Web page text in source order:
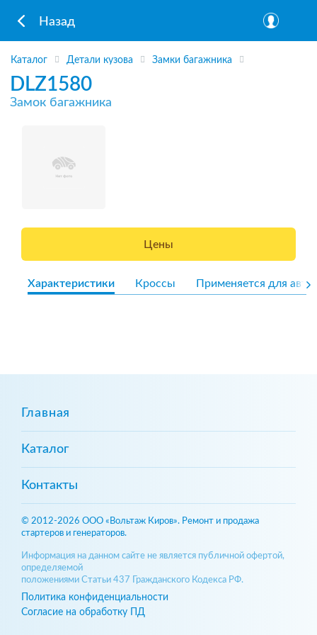
Назад
Каталог Детали кузова Замки багажника
DLZ1580
Замок багажника
Цены
Характеристики Кроссы Применяется для авто
Главная
Каталог
Контакты
© 2012-2026 ООО «Вольтаж Киров». Ремонт и продажа
стартеров и генераторов.
Информация на данном сайте не является публичной офертой,
определяемой
положениями Статьи 437 Гражданского Кодекса РФ.
Политика конфиденциальности
Согласие на обработку ПД